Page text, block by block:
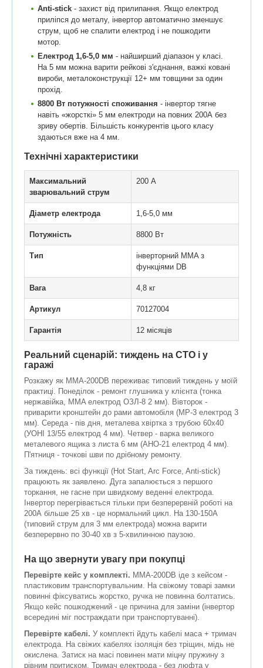
Anti-stick - захист від прилипання. Якщо електрод
приліпся до металу, інвертор автоматично зменшує
струм, щоб не спалити електрод і не пошкодити
мотор.
Електрод 1,6-5,0 мм - найширший діапазон у класі.
На 5 мм можна варити рейкові з'єднання, важкі ковані
вироби, металоконструкції 12+ мм товщини за один
прохід.
8800 Вт потужності споживання - інвертор тягне
навіть «жорсткі» 5 мм електроди на повних 200А без
зриву обертів. Більшість конкурентів цього класу
здаються вже на 4 мм.
Технічні характеристики
Максимальний
зварювальний струм
200 А
Діаметр електрода 1,6-5,0 мм
Потужність 8800 Вт
Тип
інверторний MMA з
функціями DB
Вага 4,8 кг
Артикул 70127004
Гарантія 12 місяців
Реальний сценарій: тиждень на СТО і у
гаражі
Розкажу як ММА-200DB переживає типовий тиждень у моїй
практиці. Понеділок - ремонт глушника у клієнта (тонка
нержавійка, MMA електрод ОЗЛ-8 2 мм). Вівторок -
приварити кронштейн до рами автомобіля (МР-3 електрод 3
мм). Середа - пів дня, металева хвіртка з трубою 60х40
(УОНІ 13/55 електрод 4 мм). Четвер - варка великого
металевого ящика з листа 6 мм (АНО-21 електрод 4 мм).
П'ятниця - точкові шви по дрібному ремонту.
За тиждень: всі функції (Hot Start, Arc Force, Anti-stick)
працюють як заявлено. Дуга запалюється з першого
торкання, не гасне при швидкому веденні електрода.
Інвертор перегрівається тільки при безперервній роботі на
200А більше 25 хв - це нормальний цикл. На 130-150А
(типовий струм для 3 мм електрода) можна варити
безперервно по 30-40 хв з 5-хвилинною паузою.
На що звернути увагу при покупці
Перевірте кейс у комплекті. ММА-200DB іде з кейсом -
пластиковим транспортувальним. На свіжому товарі замки
повинні фіксуватись жорстко, ручка не повинна болтатись.
Якщо кейс пошкоджений - це причина для заміни (інвертор
всередині міг постраждати при транспортуванні).
Перевірте кабелі. У комплекті йдуть кабелі маса + тримач
електрода. На свіжих кабелях ізоляція без тріщин, мідь не
окислена. Затиск на масі повинен мати міцну пружину з
рівним притиском. Тримач електрода - без люфта у